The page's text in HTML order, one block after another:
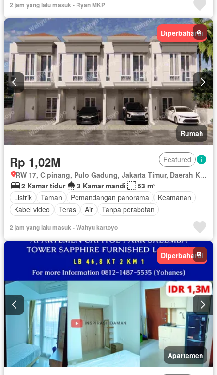
2 jam yang lalu masuk - Ryan MKP
Diperbaharui
Rumah
Rp 1,02M
Featured
RW 17, Cipinang, Pulo Gadung, Jakarta Timur, Daerah Khusus Ibukota Jakarta
2 Kamar tidur
3 Kamar mandi
53 m²
Listrik
Taman Pemandangan panorama
Keamanan
Kabel video
Teras Air Tanpa perabotan
2 jam yang lalu masuk - Wahyu kartoyo
Diperbaharui
Apartemen